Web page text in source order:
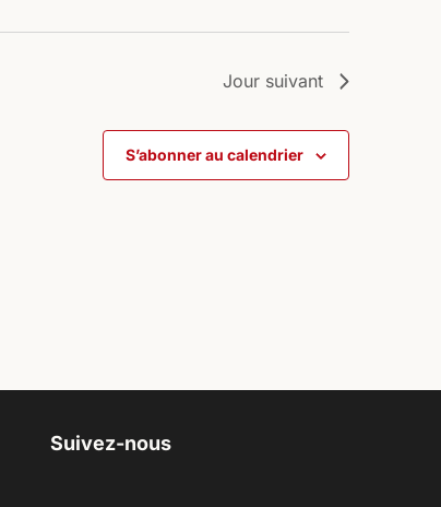
Jour suivant
S’abonner au calendrier
Suivez-nous